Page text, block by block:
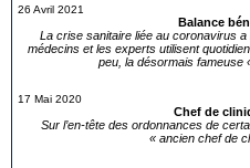
26 Avril 2021
Balance
La crise sanitaire liée au coronavirus
médecins et les experts utilisent
peu, la désormais fameuse
17 Mai 2020
Chef de
Sur l’en-tête des ordonnances de
« ancien chef de